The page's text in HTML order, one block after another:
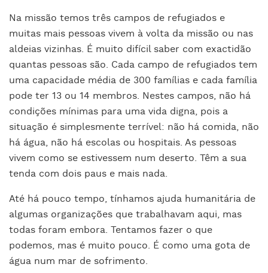
Na missão temos três campos de refugiados e
muitas mais pessoas vivem à volta da missão ou nas
aldeias vizinhas. É muito difícil saber com exactidão
quantas pessoas são. Cada campo de refugiados tem
uma capacidade média de 300 famílias e cada família
pode ter 13 ou 14 membros. Nestes campos, não há
condições mínimas para uma vida digna, pois a
situação é simplesmente terrível: não há comida, não
há água, não há escolas ou hospitais. As pessoas
vivem como se estivessem num deserto. Têm a sua
tenda com dois paus e mais nada.
Até há pouco tempo, tínhamos ajuda humanitária de
algumas organizações que trabalhavam aqui, mas
todas foram embora. Tentamos fazer o que
podemos, mas é muito pouco. É como uma gota de
água num mar de sofrimento.